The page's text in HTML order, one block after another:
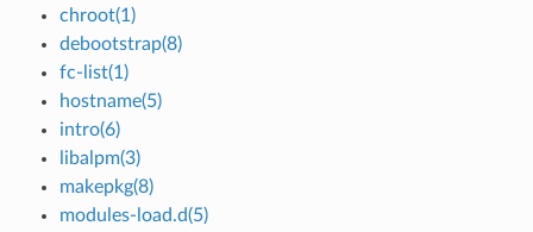
chroot(1)
debootstrap(8)
fc-list(1)
hostname(5)
intro(6)
libalpm(3)
makepkg(8)
modules-load.d(5)